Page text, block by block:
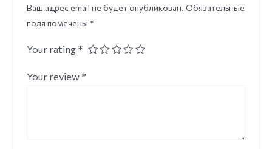
Ваш адрес email не будет опубликован. Обязательные
поля помечены *
Your rating *
Your review *